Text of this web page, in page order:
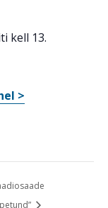
kell 13.
>